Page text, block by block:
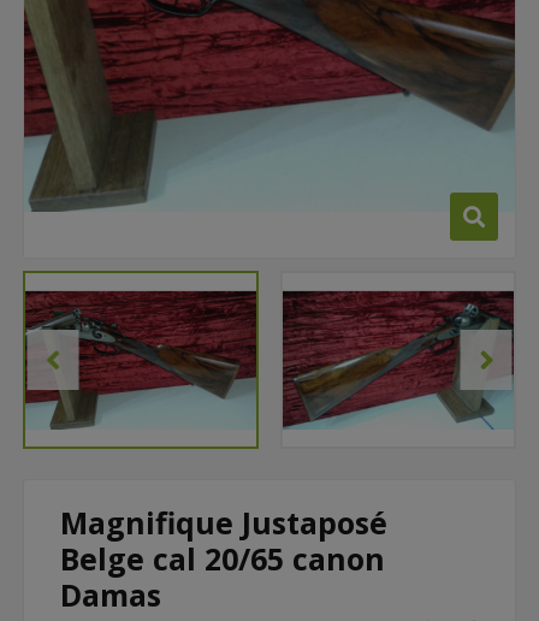
Magnifique Justaposé
Belge cal 20/65 canon
Damas